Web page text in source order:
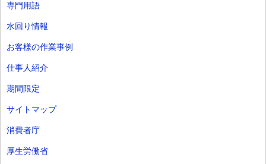
専門用語
水回り情報
お客様の作業事例
仕事人紹介
期間限定
サイトマップ
消費者庁
厚生労働省